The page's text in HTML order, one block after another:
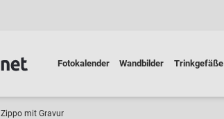
Fotokalender Wandbilder Trinkgefäße
Zippo mit Gravur